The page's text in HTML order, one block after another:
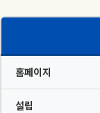
홈페이지
설립